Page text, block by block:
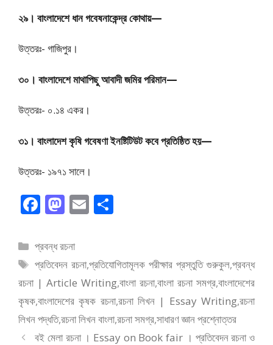
২৯। বাংলাদেশে ধান গবেষনাকেন্দ্র কোথায়—
উত্তরঃ- গাজিপুর।
৩০। বাংলাদেশে মাথাপিছু আবাদী জমির পরিমান—
উত্তরঃ- ০.১৪ একর।
৩১। বাংলাদেশ কৃষি গবেষণা ইনষ্টিটিউট কবে প্রতিষ্ঠিত হয়—
উত্তরঃ- ১৯৭১ সালে।
F
ac
e
b
o
o
k
M
as
to
d
o
n
E
m
l e
বিভাগ
সমূহ
প্রবন্ধ রচনা
ট্যাগ
সমূহ
প্রতিবেদন রচনা,প্রতিযোগিতামূলক পরীক্ষার প্রস্তুতি গুরুকুল,প্রবন্ধ
রচনা | Article Writing,বাংলা রচনা,বাংলা রচনা সমগ্র,বাংলাদেশের
কৃষক,বাংলাদেশের কৃষক রচনা,রচনা লিখন | Essay Writing,রচনা
লিখন পদ্ধতি,রচনা লিখন বাংলা,রচনা সমগ্র,সাধারণ জ্ঞান প্রশ্নোত্তর
বই মেলা রচনা । Essay on Book fair । প্রতিবেদন রচনা ও